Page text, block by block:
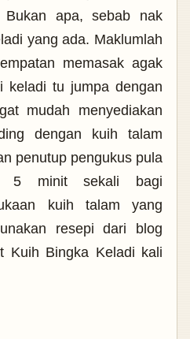
apa, sebab nak
yang ada. Maklumlah
memasak agak
keladi tu jumpa dengan
mudah menyediakan
dengan kuih talam
penutup pengukus pula
5 minit sekali bagi
kuih talam yang
resepi dari blog
Kuih Bingka Keladi kali